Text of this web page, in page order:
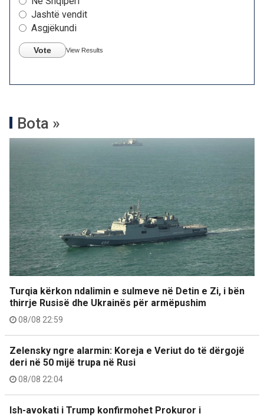
Jashtë vendit
Asgjëkundi
Vote View Results
Bota »
Turqia kërkon ndalimin e sulmeve në Detin e Zi, i bën
thirrje Rusisë dhe Ukrainës për armëpushim
08/08 22:59
Zelensky ngre alarmin: Koreja e Veriut do të dërgojë
deri në 50 mijë trupa në Rusi
08/08 22:04
Ish-avokati i Trump konfirmohet Prokuror i